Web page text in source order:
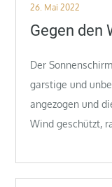
Posted
on
26. Mai 2022
Gegen den
Der
garstige und
angezogen und
Wind geschützt,